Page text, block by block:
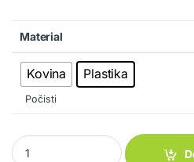
Material
Kovina Plastika
Počisti
Ploščica Adria quantity